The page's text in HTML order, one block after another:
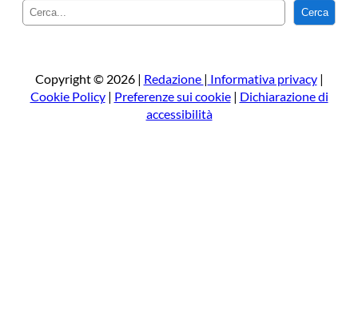
e
a
Cerca
Copyright © 2026 | Redazione | Informativa privacy|
Cookie Policy| Preferenze sui cookie| Dichiarazione di
accessibilità